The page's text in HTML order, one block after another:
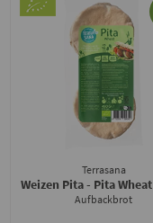
Terrasana
Weizen Pita - Pita Wheat
Aufbackbrot